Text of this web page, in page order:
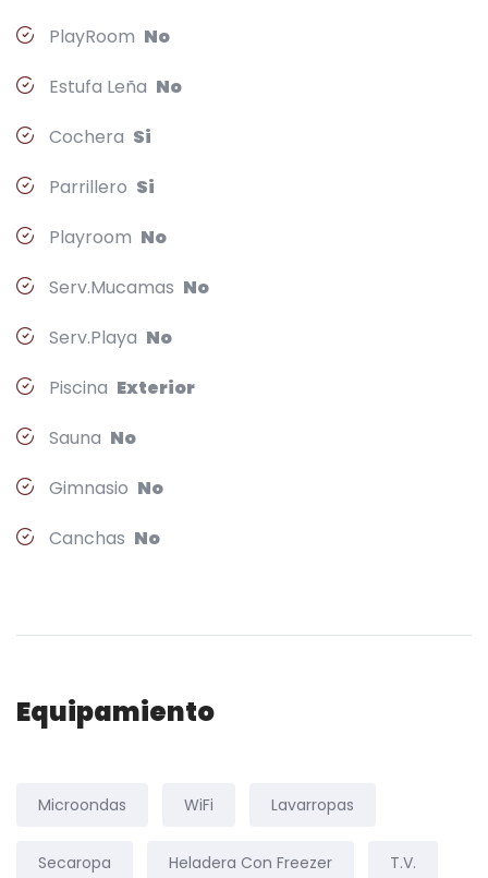
PlayRoom No
Estufa Leña No
Cochera Si
Parrillero Si
Playroom No
Serv.Mucamas No
Serv.Playa No
Piscina Exterior
Sauna No
Gimnasio No
Canchas No
Equipamiento
Microondas WiFi Lavarropas
Secaropa Heladera Con Freezer T.V.